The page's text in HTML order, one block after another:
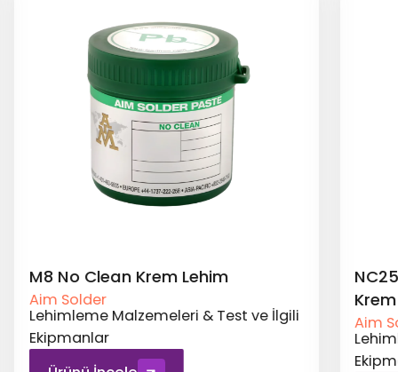
NC257MD Jet Baskı No Clean
Krem Lehim
Aim Solder
Lehimleme Malzemeleri & Test ve İlgili
Ekipmanlar
Aim